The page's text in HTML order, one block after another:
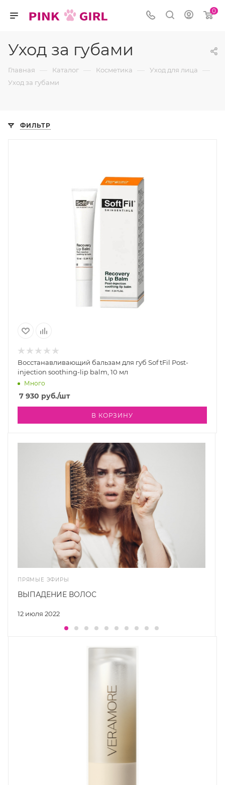
0
Уход за губами
Главная — Каталог — Косметика — Уход для лица —
Уход за губами
ФИЛЬТР
Восстанавливающий бальзам для губ Sof tFil Post-
injection soothing-lip balm, 10 мл
Много
7 930 руб./шт
В КОРЗИНУ
ПРЯМЫЕ ЭФИРЫ
12 июля 2022
ВЫПАДЕНИЕ ВОЛОС